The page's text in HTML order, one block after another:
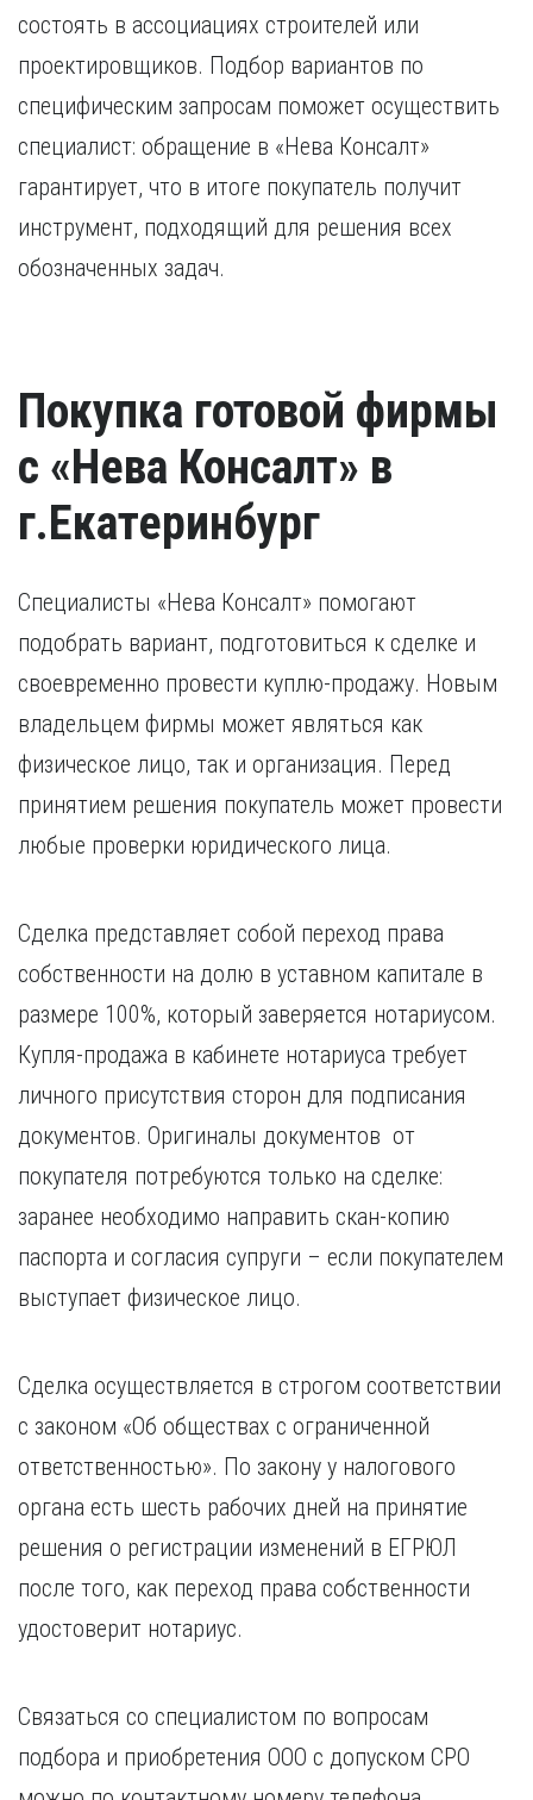
состоять в ассоциациях строителей или
проектировщиков. Подбор вариантов по
специфическим запросам поможет осуществить
специалист: обращение в «Нева Консалт»
гарантирует, что в итоге покупатель получит
инструмент, подходящий для решения всех
обозначенных задач.
Покупка готовой фирмы
с «Нева Консалт» в
г.Екатеринбург
Специалисты «Нева Консалт» помогают
подобрать вариант, подготовиться к сделке и
своевременно провести куплю-продажу. Новым
владельцем фирмы может являться как
физическое лицо, так и организация. Перед
принятием решения покупатель может провести
любые проверки юридического лица.
Сделка представляет собой переход права
собственности на долю в уставном капитале в
размере 100%, который заверяется нотариусом.
Купля-продажа в кабинете нотариуса требует
личного присутствия сторон для подписания
документов. Оригиналы документов от
покупателя потребуются только на сделке:
заранее необходимо направить скан-копию
паспорта и согласия супруги – если покупателем
выступает физическое лицо.
Сделка осуществляется в строгом соответствии
с законом «Об обществах с ограниченной
ответственностью». По закону у налогового
органа есть шесть рабочих дней на принятие
решения о регистрации изменений в ЕГРЮЛ
после того, как переход права собственности
удостоверит нотариус.
Связаться со специалистом по вопросам
подбора и приобретения ООО с допуском СРО